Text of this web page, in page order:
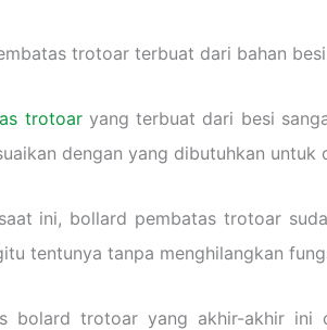
trotoar terbuat dari bahan
trotoaryang terbuat dari besi
dengan yang dibutuhkan
ini, bollard pembatas trotoar
tentunya tanpa menghilangkan
bolard trotoar yang akhir-akhir ini